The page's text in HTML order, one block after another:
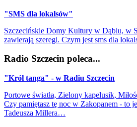
"SMS dla lokalsów"
Szczecińskie Domy Kultury w Dąbiu, w
zawierają szeregi. Czym jest sms dla
Radio Szczecin poleca...
"Król tanga" - w Radiu Szczecin
Portowe światła, Zielony kapelusik,
Czy pamiętasz tę noc w Zakopanem - to
Tadeusza Millera…